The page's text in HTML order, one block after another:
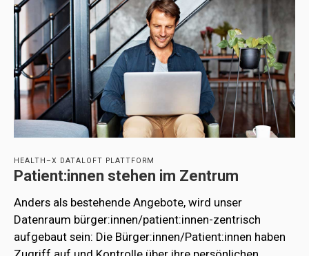
HEALTH–X DATALOFT PLATTFORM
Patient:innen stehen im Zentrum
Anders als bestehende Angebote, wird unser
Datenraum bürger:innen/patient:innen-zentrisch
aufgebaut sein: Die Bürger:innen/Patient:innen haben